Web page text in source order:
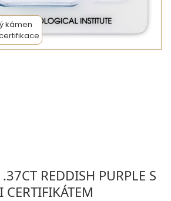
kámen
REDDISH PURPLE S
CERTIFIKÁTEM